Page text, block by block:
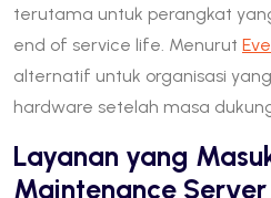
terutama untuk perangkat
end of service life. Menurut
alternatif untuk organisasi
hardware setelah masa
Layanan yang
Maintenance Server